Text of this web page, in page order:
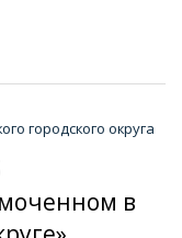
городского округа
в